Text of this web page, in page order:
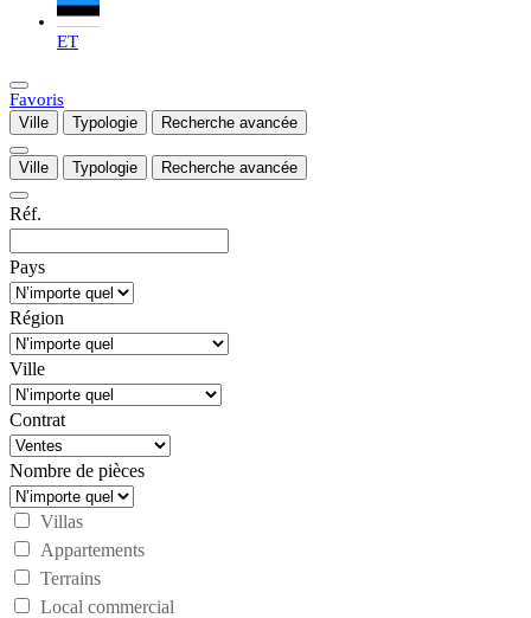
ET
Favoris
Ville Typologie Recherche avancée
Ville Typologie Recherche avancée
Réf.
Pays
Région
Ville
Contrat
Nombre de pièces
Villas
Appartements
Terrains
Local commercial